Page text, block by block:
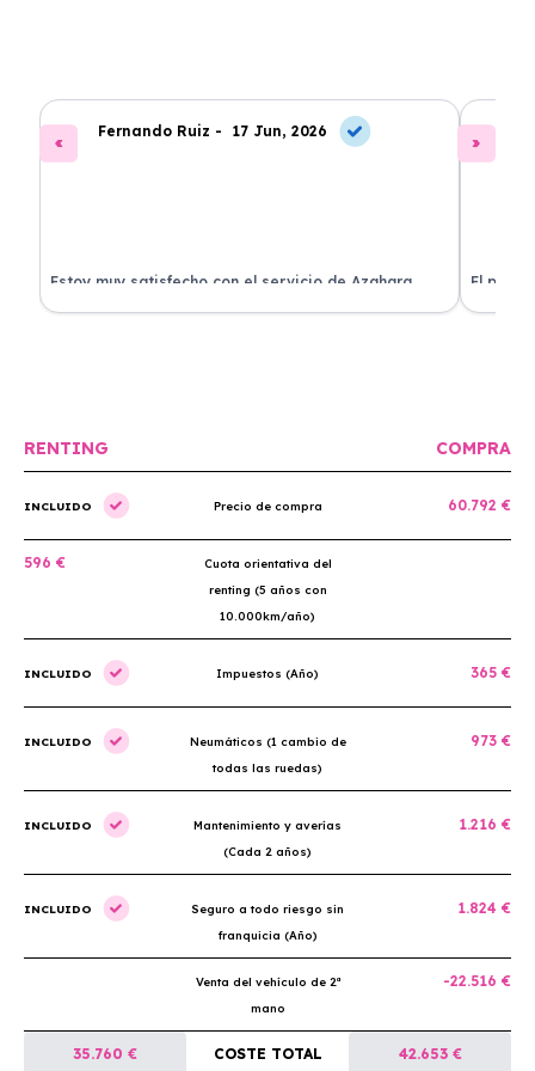
Fernando Ruiz - 17 Jun, 2026
Estoy muy satisfecho con el servicio de Azahara
Renting. El coche está en perfectas condiciones y el
El
llegó
RENTING COMPRA
INCLUIDO Precio de compra 60.792 €
596 €
Cuota orientativa del
renting (5 años con
10.000km/año)
INCLUIDO Impuestos (Año) 365 €
INCLUIDO
Neumáticos (1 cambio de
todas las ruedas)
973 €
INCLUIDO
Mantenimiento y averías
(Cada 2 años)
1.216 €
INCLUIDO
Seguro a todo riesgo sin
franquicia (Año)
1.824 €
Venta del vehículo de 2ª
mano
-22.516 €
35.760 € COSTE TOTAL 42.653 €